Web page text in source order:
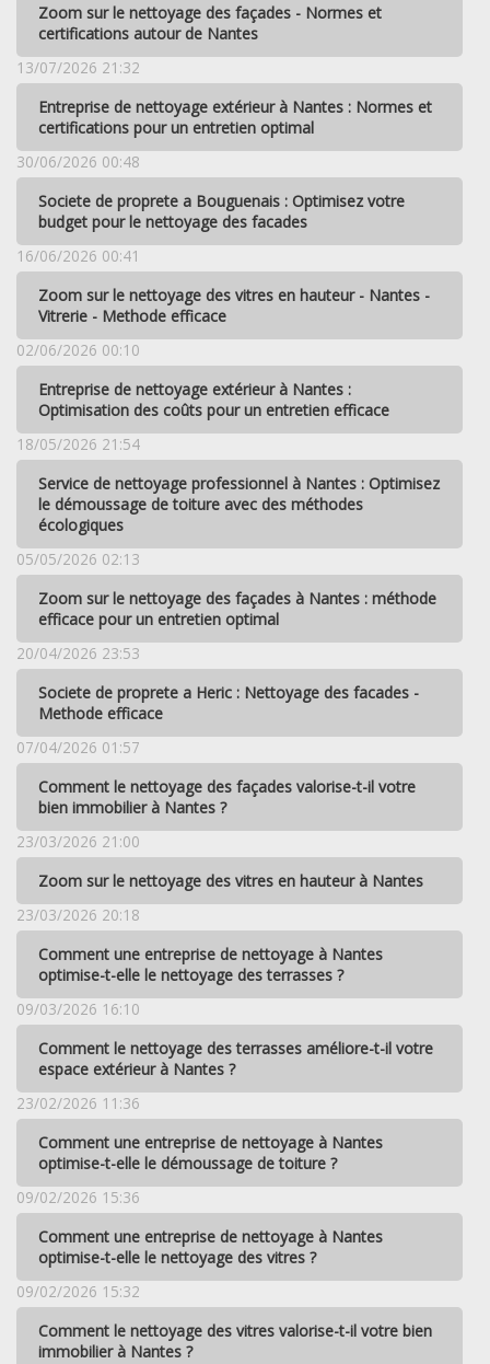
Zoom sur le nettoyage des façades - Normes et
certifications autour de Nantes
13/07/2026 21:32
Entreprise de nettoyage extérieur à Nantes : Normes et
certifications pour un entretien optimal
30/06/2026 00:48
Societe de proprete a Bouguenais : Optimisez votre
budget pour le nettoyage des facades
16/06/2026 00:41
Zoom sur le nettoyage des vitres en hauteur - Nantes -
Vitrerie - Methode efficace
02/06/2026 00:10
Entreprise de nettoyage extérieur à Nantes :
Optimisation des coûts pour un entretien efficace
18/05/2026 21:54
Service de nettoyage professionnel à Nantes : Optimisez
le démoussage de toiture avec des méthodes
écologiques
05/05/2026 02:13
Zoom sur le nettoyage des façades à Nantes : méthode
efficace pour un entretien optimal
20/04/2026 23:53
Societe de proprete a Heric : Nettoyage des facades -
Methode efficace
07/04/2026 01:57
Comment le nettoyage des façades valorise-t-il votre
bien immobilier à Nantes ?
23/03/2026 21:00
Zoom sur le nettoyage des vitres en hauteur à Nantes
23/03/2026 20:18
Comment une entreprise de nettoyage à Nantes
optimise-t-elle le nettoyage des terrasses ?
09/03/2026 16:10
Comment le nettoyage des terrasses améliore-t-il votre
espace extérieur à Nantes ?
23/02/2026 11:36
Comment une entreprise de nettoyage à Nantes
optimise-t-elle le démoussage de toiture ?
09/02/2026 15:36
Comment une entreprise de nettoyage à Nantes
optimise-t-elle le nettoyage des vitres ?
09/02/2026 15:32
Comment le nettoyage des vitres valorise-t-il votre bien
immobilier à Nantes ?